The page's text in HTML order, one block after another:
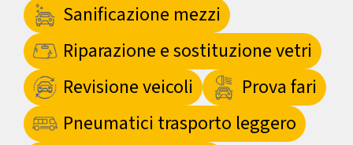
Sanificazione mezzi
Riparazione e sostituzione vetri
Revisione veicoli
Prova fari
Pneumatici trasporto leggero